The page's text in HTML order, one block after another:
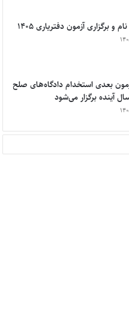
و برگزاری آزمون دفتریاری ۱۴۰۵
بعدی استخدام دادگاه‌های صلح
آینده برگزار می‌شود